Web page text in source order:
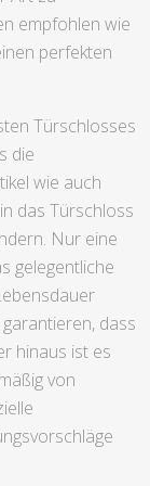
empfohlen wie
perfekten
Türschlosses
die
wie auch
das Türschloss
Nur eine
gelegentliche
dass
hinaus ist es
von